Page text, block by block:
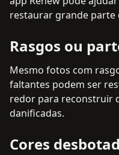
restaurar grande parte
Rasgos ou
Mesmo fotos com
faltantes podem ser
redor para reconstruir
danificadas.
Cores